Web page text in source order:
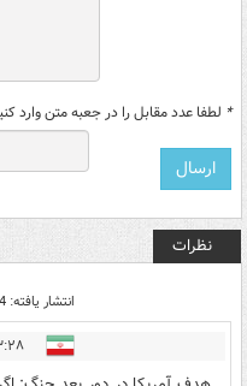
* لطفا عدد مقابل را در جعبه متن وارد
نظرات
انتشار یافته: 4
۲۳:۲۸ -